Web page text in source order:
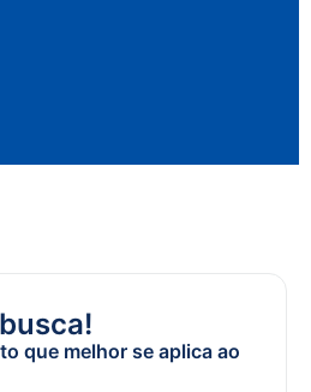
que melhor se aplica ao